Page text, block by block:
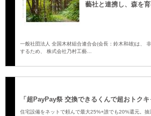
藝社と連携し、森を
一般社団法人 全国木材組合連合会(会長：鈴木和雄)は、
するため、 株式会社乃村工藝…
「超PayPay祭 交換できるくんで超おトク
住宅設備をネットで頼んで最大25%+誰でも20%還元。抽